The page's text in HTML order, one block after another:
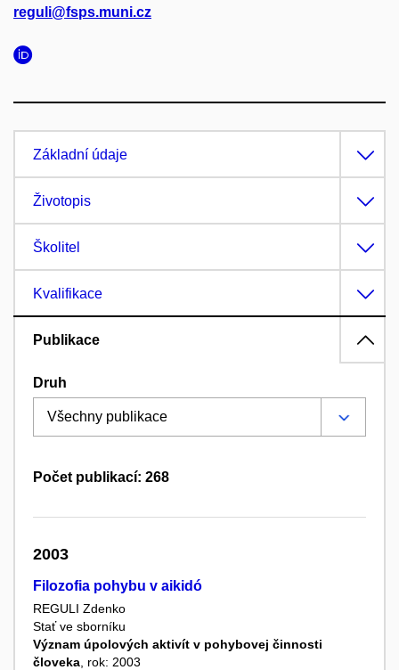
reguli@fsps.muni.cz
Základní údaje
Životopis
Školitel
Kvalifikace
Publikace
Druh
Počet publikací: 268
2003
Filozofia pohybu v aikidó
REGULI Zdenko
Stať ve sborníku
Význam úpolových aktivít v pohybovej činnosti
človeka , rok: 2003